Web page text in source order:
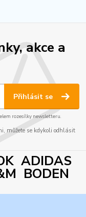
akce a
Přihlásit se
rozesílky newsletteru.
můžete se kdykoli odhlásit
ADIDAS
BODEN